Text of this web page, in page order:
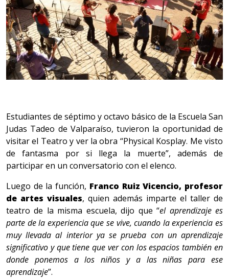
Estudiantes de séptimo y octavo básico de la Escuela San
Judas Tadeo de Valparaíso, tuvieron la oportunidad de
visitar el Teatro y ver la obra “Physical Kosplay. Me visto
de fantasma por si llega la muerte”, además de
participar en un conversatorio con el elenco.
Luego de la función, Franco Ruiz Vicencio, profesor
de artes visuales, quien además imparte el taller de
teatro de la misma escuela, dijo que “el aprendizaje es
parte de la experiencia que se vive, cuando la experiencia es
muy llevada al interior ya se prueba con un aprendizaje
significativo y que tiene que ver con los espacios también en
donde ponemos a los niños y a las niñas para ese
aprendizaje”.